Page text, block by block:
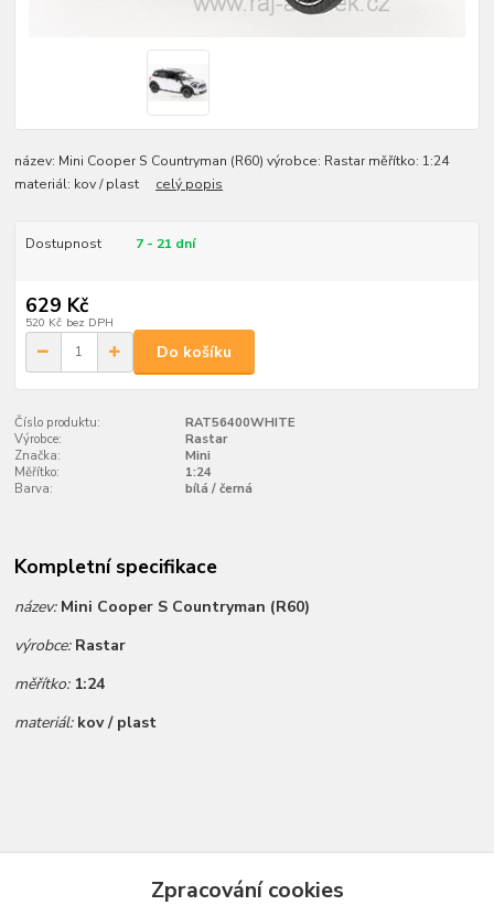
název: Mini Cooper S Countryman (R60) výrobce: Rastar měřítko: 1:24
materiál: kov / plast celý popis
Dostupnost 7 - 21 dní
629 Kč
520 Kč bez DPH
Do košíku
Číslo produktu:
RAT56400WHITE
Výrobce:
Rastar
Značka:
Mini
Měřítko:
1:24
Barva:
bílá / černá
Kompletní specifikace
název: Mini Cooper S Countryman (R60)
výrobce: Rastar
měřítko: 1:24
materiál: kov / plast
Zboží zařazeno v kategoriích
Zpracování cookies